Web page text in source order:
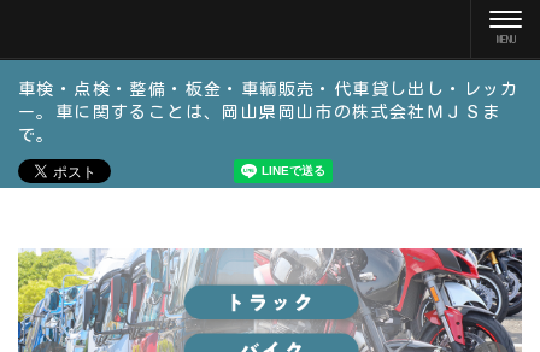
車検・点検・整備・板金・車輌販売・代車貸し出し・レッカ
ー。車に関することは、岡山県岡山市の株式会社ＭＪＳま
で。